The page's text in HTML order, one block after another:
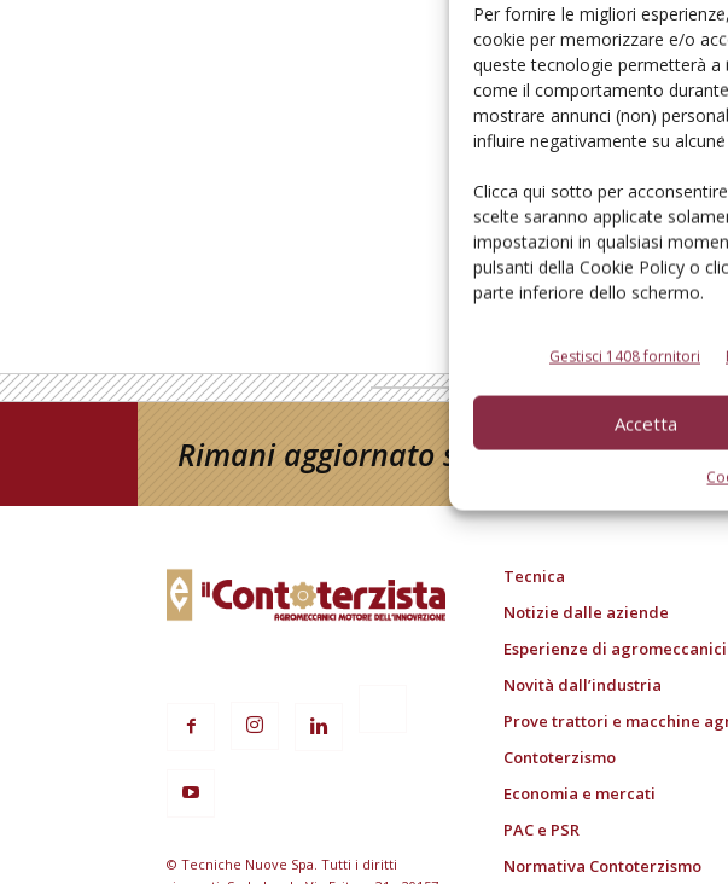
Per fornire le migliori
cookie per memorizzare e/o
queste tecnologie permetterà a
come il comportamento
mostrare annunci (non)
influire negativamente su
Clicca qui sotto per
scelte saranno applicate
impostazioni in qualsiasi
pulsanti della Cookie Policy o
parte inferiore dello schermo.
Gestisci 1408 fornitori
Accetta
Rimani aggiornato sul mondo
© Tecniche Nuove Spa. Tutti i diritti
Tecnica
Notizie dalle aziende
Esperienze di agromeccanici
Novità dall’industria
Prove trattori e macchine
Contoterzismo
Economia e mercati
PAC e PSR
Normativa Contoterzismo